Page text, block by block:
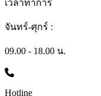
เวลาทำการ
จันทร์-ศุกร์ :
09.00 - 18.00 น.
Hotline